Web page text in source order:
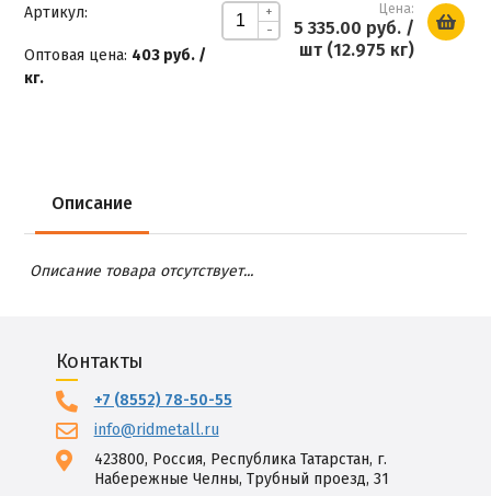
+
-
Цена:
5 335.00 руб./
шт (12.975 кг)
Артикул:
Оптовая цена: 403 руб. /
кг.
Описание
Описание товара отсутствует...
Контакты
+7 (8552) 78-50-55
info@ridmetall.ru
423800, Россия, Республика Татарстан, г.
Набережные Челны, Трубный проезд, 31